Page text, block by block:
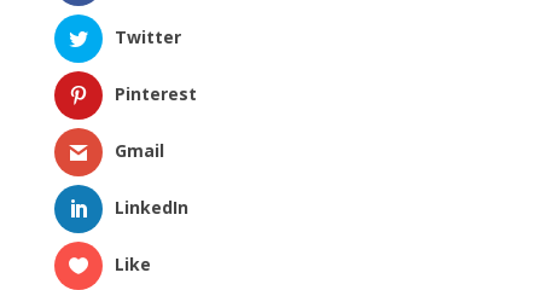
Twitter
Pinterest
Gmail
LinkedIn
Like